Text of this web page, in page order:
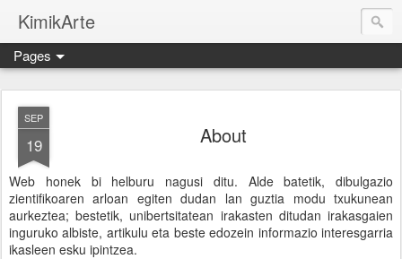
KimikArte
Pages
SEP
19 About
Web honek bi helburu nagusi ditu. Alde batetik, dibulgazio
zientifikoaren arloan egiten dudan lan guztia modu txukunean
aurkeztea; bestetik, unibertsitatean irakasten ditudan irakasgaien
inguruko albiste, artikulu eta beste edozein informazio interesgarria
ikasleen esku ipintzea.